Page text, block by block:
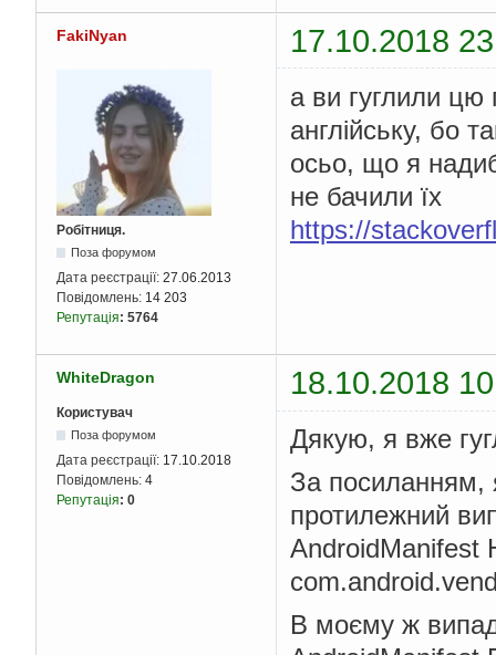
FakiNyan 17.10.2018
Робітниця.
Поза форумом
Дата реєстрації: 27.06.2013
Повідомлень: 14 203
Репутація: 5764
а ви гуглили цю
англійську, бо
осьо, що я
не бачили їх
https://
WhiteDragon 18.10.2018
Користувач
Поза форумом
Дата реєстрації: 17.10.2018
Повідомлень: 4
Репутація: 0
Дякую, я вже
За посиланням,
протилежний
AndroidManifest
В моєму ж